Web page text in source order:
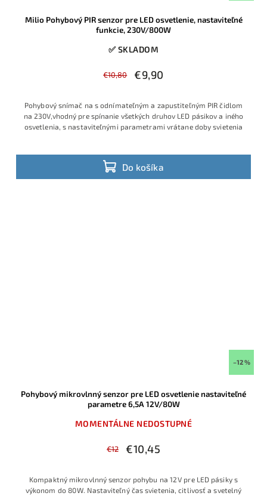
Milio Pohybový PIR senzor pre LED osvetlenie, nastaviteľné
funkcie, 230V/800W
✅ SKLADOM
€10,80 €9,90
Do košíka
Pohybový snímač na s odnímateľným a zapustiteľným PIR čidlom
na 230V,vhodný pre spínanie všetkých druhov LED pásikov a iného
osvetlenia, s nastaviteľnými parametrami vrátane doby svietenia
–12 %
Pohybový mikrovlnný senzor pre LED osvetlenie nastaviteľné
parametre 6,5A 12V/80W
MOMENTÁLNE NEDOSTUPNÉ
€12 €10,45
Kompaktný mikrovlnný senzor pohybu na 12 V pre LED pásiky s
výkonom do 80 W. Nastaviteľný čas svietenia, citlivosť a svetelný